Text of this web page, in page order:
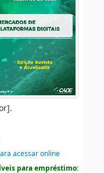
.
acessar online
para empréstimo: